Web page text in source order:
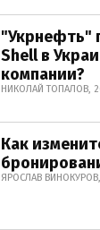
"Укрнефть"
Shell в
компании?
НИКОЛАЙ ТОПАЛОВ,
Как
ЯРОСЛАВ